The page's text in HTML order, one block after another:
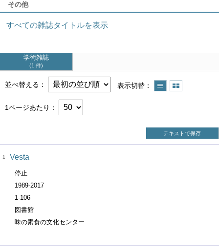
その他
すべての雑誌タイトルを表示
学術雑誌
1 件
並べ替える 表示切替
1ページあたり
テキストで保存
1 Vesta
停止
1989-2017
1-106
図書館
味の素食の文化センター